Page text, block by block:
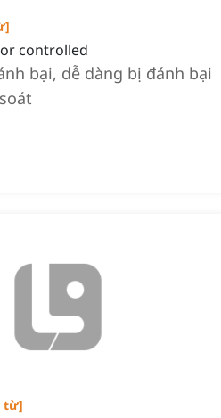
]
controlled
bại, dễ dàng bị đánh bại
từ]